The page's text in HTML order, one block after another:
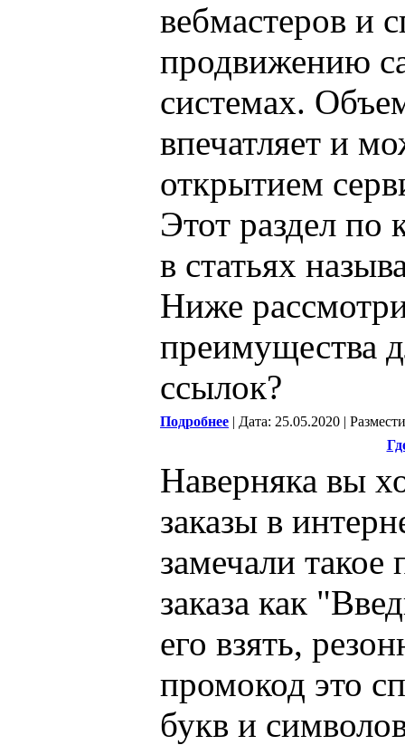
вебмастеров и
продвижению
системах.
впечатляет и
открытием
Этот раздел по
в статьях
Ниже
преимущества
ссылок?
Подробнее | Дата: 25.05.2020 |
Наверняка вы
заказы в
замечали
заказа как
его взять,
промокод это
букв и